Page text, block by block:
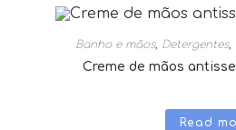
Banho e mãos, Detergentes,
Creme de mãos
Read